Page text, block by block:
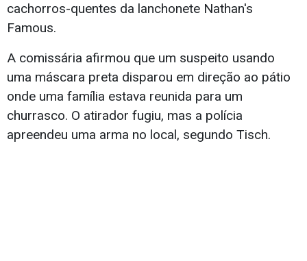
cachorros-quentes da lanchonete Nathan's
Famous.
A comissária afirmou que um suspeito usando
uma máscara preta disparou em direção ao pátio
onde uma família estava reunida para um
churrasco. O atirador fugiu, mas a polícia
apreendeu uma arma no local, segundo Tisch.